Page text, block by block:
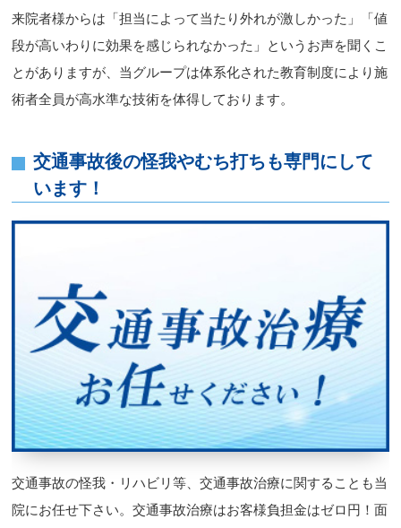
来院者様からは「担当によって当たり外れが激しかった」「値
段が高いわりに効果を感じられなかった」というお声を聞くこ
とがありますが、当グループは体系化された教育制度により施
術者全員が高水準な技術を体得しております。
交通事故後の怪我やむち打ちも専門にして
います！
交通事故の怪我・リハビリ等、交通事故治療に関することも当
院にお任せ下さい。交通事故治療はお客様負担金はゼロ円！面